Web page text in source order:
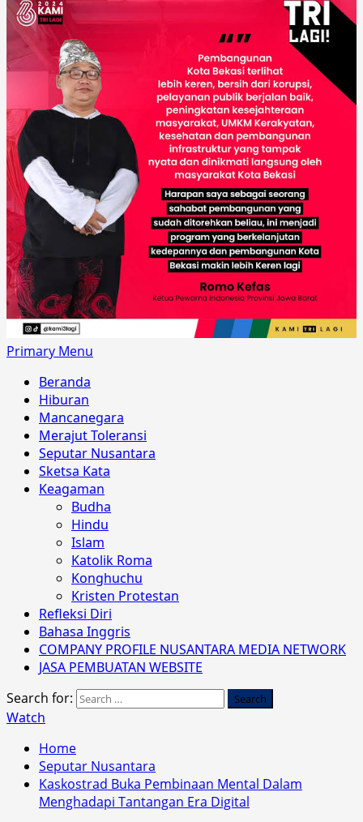
Primary Menu
Beranda
Hiburan
Mancanegara
Merajut Toleransi
Seputar Nusantara
Sketsa Kata
Keagaman
Budha
Hindu
Islam
Katolik Roma
Konghuchu
Kristen Protestan
Refleksi Diri
Bahasa Inggris
COMPANY PROFILE NUSANTARA MEDIA NETWORK
JASA PEMBUATAN WEBSITE
Search for:
Watch
Home
Seputar Nusantara
Kaskostrad Buka Pembinaan Mental Dalam
Menghadapi Tantangan Era Digital